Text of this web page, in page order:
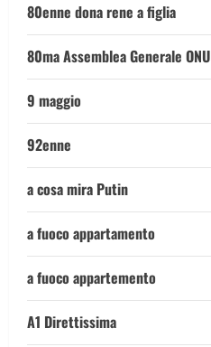
80enne dona rene a figlia
80ma Assemblea Generale ONU
9 maggio
92enne
a cosa mira Putin
a fuoco appartamento
a fuoco appartemento
A1 Direttissima